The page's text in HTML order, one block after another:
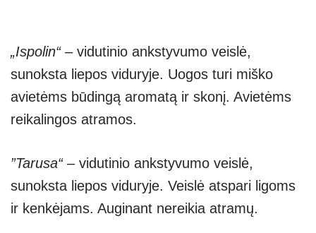
„Ispolin“– vidutinio ankstyvumo veislė,
sunoksta liepos viduryje. Uogos turi miško
avietėms būdingą aromatą ir skonį. Avietėms
reikalingos atramos.
”Tarusa“– vidutinio ankstyvumo veislė,
sunoksta liepos viduryje. Veislė atspari ligoms
ir kenkėjams. Auginant nereikia atramų.